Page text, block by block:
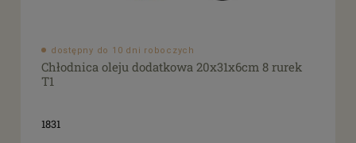
dostępny do 10 dni roboczych
Chłodnica oleju dodatkowa 20x31x6cm 8 rurek
T1
1831